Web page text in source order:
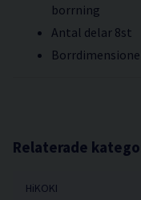
borrning
Antal delar 8st
Relaterade
HiKOKI